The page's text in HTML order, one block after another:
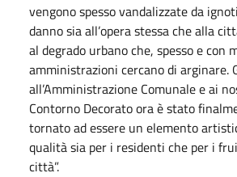
vengono spesso vandalizzate da
danno sia all’opera stessa che alla
al degrado urbano che, spesso e con
amministrazioni cercano di arginare.
all’Amministrazione Comunale e ai
Contorno Decorato ora è stato
tornato ad essere un elemento
qualità sia per i residenti che per i
città”.